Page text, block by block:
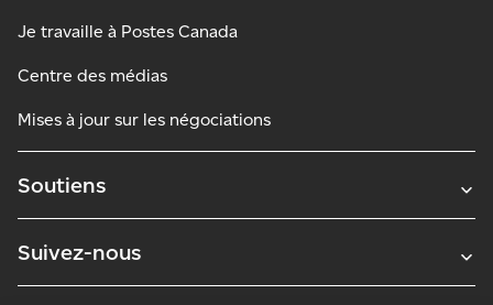
Je travaille à Postes Canada
Centre des médias
Mises à jour sur les négociations
Soutiens
Suivez-nous